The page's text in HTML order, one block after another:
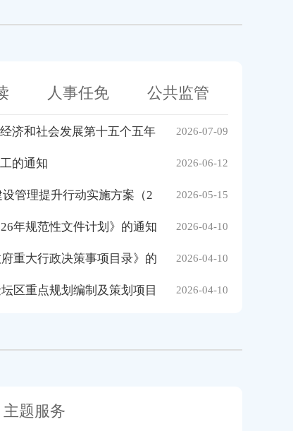
人事任免 公共监管
济和社会发展第十五个五年 2026-07-09
的通知 2026-06-12
管理提升行动实施方案（2 2026-05-15
年规范性文件计划》的通知 2026-04-10
重大行政决策事项目录》的 2026-04-10
区重点规划编制及策划项目 2026-04-10
主题服务